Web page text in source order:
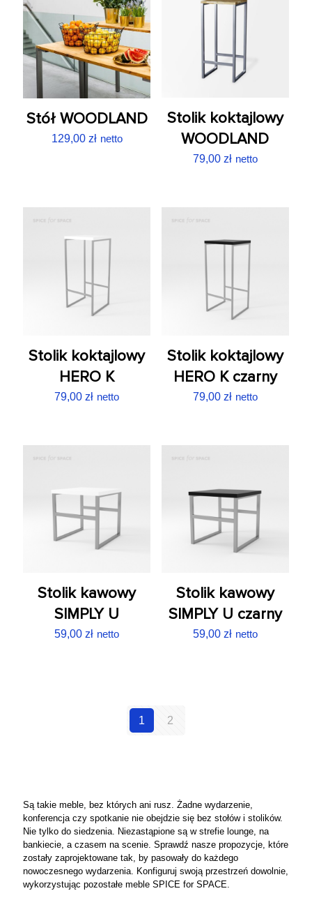
Stół WOODLAND
129,00 zł netto
Stolik koktajlowy
WOODLAND
79,00 zł netto
Stolik koktajlowy
HERO K
79,00zł netto
Stolik koktajlowy
HERO K czarny
79,00 zł netto
Stolik kawowy
SIMPLY U
59,00zł netto
Stolik kawowy
SIMPLY U czarny
59,00 zł netto
1 2
Są takie meble, bez których ani rusz. Żadne wydarzenie,
konferencja czy spotkanie nie obejdzie się bez stołów i stolików.
Nie tylko do siedzenia. Niezastąpione są w strefie lounge, na
bankiecie, a czasem na scenie. Sprawdź nasze propozycje, które
zostały zaprojektowane tak, by pasowały do każdego
nowoczesnego wydarzenia. Konfiguruj swoją przestrzeń dowolnie,
wykorzystując pozostałe meble SPICE for SPACE.